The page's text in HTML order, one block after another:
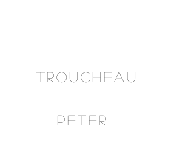
TRoUCHEAU
PETER